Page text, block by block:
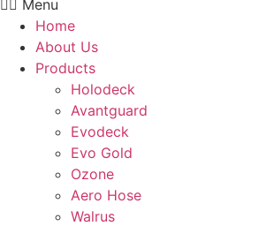
Menu
Home
About Us
Products
Holodeck
Avantguard
Evodeck
Evo Gold
Ozone
Aero Hose
Walrus